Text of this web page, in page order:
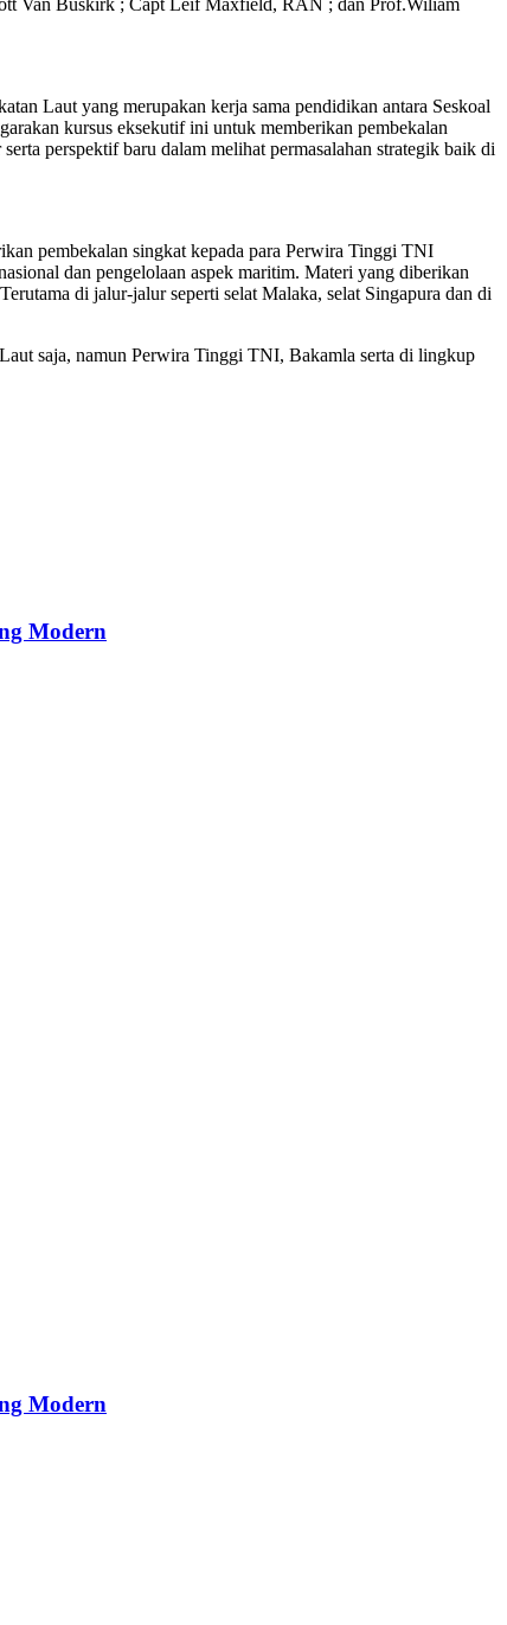
Van Buskirk ; Capt Leif Maxfield, RAN ; dan Prof.Wiliam
Laut yang merupakan kerja sama pendidikan antara Seskoal
kursus eksekutif ini untuk memberikan pembekalan
perspektif baru dalam melihat permasalahan strategik baik di
pembekalan singkat kepada para Perwira Tinggi TNI
dan pengelolaan aspek maritim. Materi yang diberikan
di jalur-jalur seperti selat Malaka, selat Singapura dan di
saja, namun Perwira Tinggi TNI, Bakamla serta di lingkup
Modern
Modern